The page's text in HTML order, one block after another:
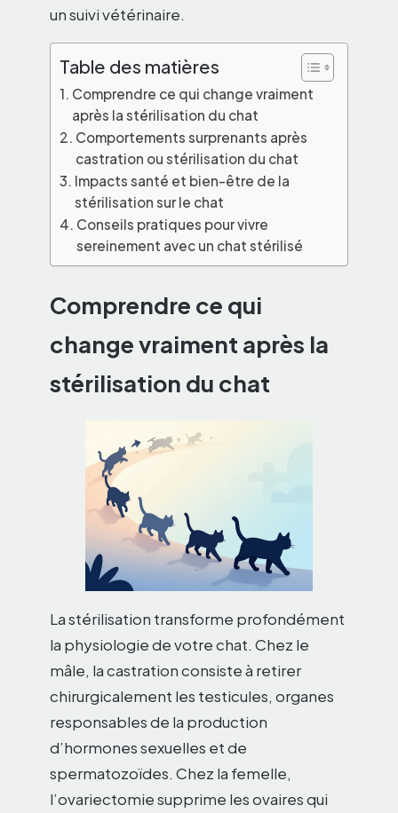
un suivi vétérinaire.
Table des matières
Comprendre ce qui change vraiment
après la stérilisation du chat
Comportements surprenants après
castration ou stérilisation du chat
Impacts santé et bien-être de la
stérilisation sur le chat
Conseils pratiques pour vivre
sereinement avec un chat stérilisé
Comprendre ce qui
change vraiment après la
stérilisation du chat
La stérilisation transforme profondément
la physiologie de votre chat. Chez le
mâle, la castration consiste à retirer
chirurgicalement les testicules, organes
responsables de la production
d’hormones sexuelles et de
spermatozoïdes. Chez la femelle,
l’ovariectomie supprime les ovaires qui